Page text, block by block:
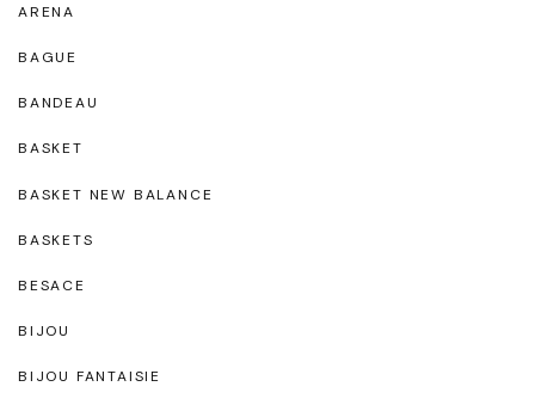
ARENA
BAGUE
BANDEAU
BASKET
BASKET NEW BALANCE
BASKETS
BESACE
BIJOU
BIJOU FANTAISIE